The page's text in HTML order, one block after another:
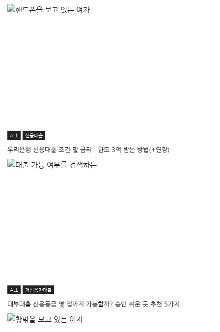
ALL 신용대출
우리은행 신용대출 조건 및 금리│한도 3억 받는 방법(+연장)
ALL 저신용자대출
대부대출 신용등급 몇 점까지 가능할까? 승인 쉬운 곳 추천 5가지